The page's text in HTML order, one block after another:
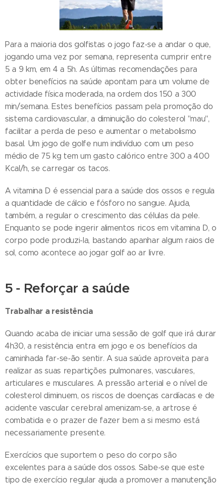
Para a maioria dos golfistas o jogo faz-se a andar o que,
jogando uma vez por semana, representa cumprir entre
5 a 9 km, em 4 a 5h. As últimas recomendações para
obter benefícios na saúde apontam para um volume de
actividade física moderada, na ordem dos 150 a 300
min/semana. Estes benefícios passam pela promoção do
sistema cardiovascular, a diminuição do colesterol "mau",
facilitar a perda de peso e aumentar o metabolismo
basal. Um jogo de golfe num indivíduo com um peso
médio de 75 kg tem um gasto calórico entre 300 a 400
Kcal/h, se carregar os tacos.
A vitamina D é essencial para a saúde dos ossos e regula
a quantidade de cálcio e fósforo no sangue. Ajuda,
também, a regular o crescimento das células da pele.
Enquanto se pode ingerir alimentos ricos em vitamina D, o
corpo pode produzi-la, bastando apanhar algum raios de
sol, como acontece ao jogar golf ao ar livre.
5 - Reforçar a saúde
Trabalhar a resistência
Quando acaba de iniciar uma sessão de golf que irá durar
4h30, a resistência entra em jogo e os benefícios da
caminhada far-se-ão sentir. A sua saúde aproveita para
realizar as suas repartições pulmonares, vasculares,
articulares e musculares. A pressão arterial e o nível de
colesterol diminuem, os riscos de doenças cardíacas e de
acidente vascular cerebral amenizam-se, a artrose é
combatida e o prazer de fazer bem a si mesmo está
necessariamente presente.
Exercícios que suportem o peso do corpo são
excelentes para a saúde dos ossos. Sabe-se que este
tipo de exercício regular ajuda a promover a manutenção